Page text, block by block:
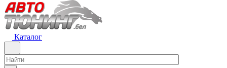
Каталог